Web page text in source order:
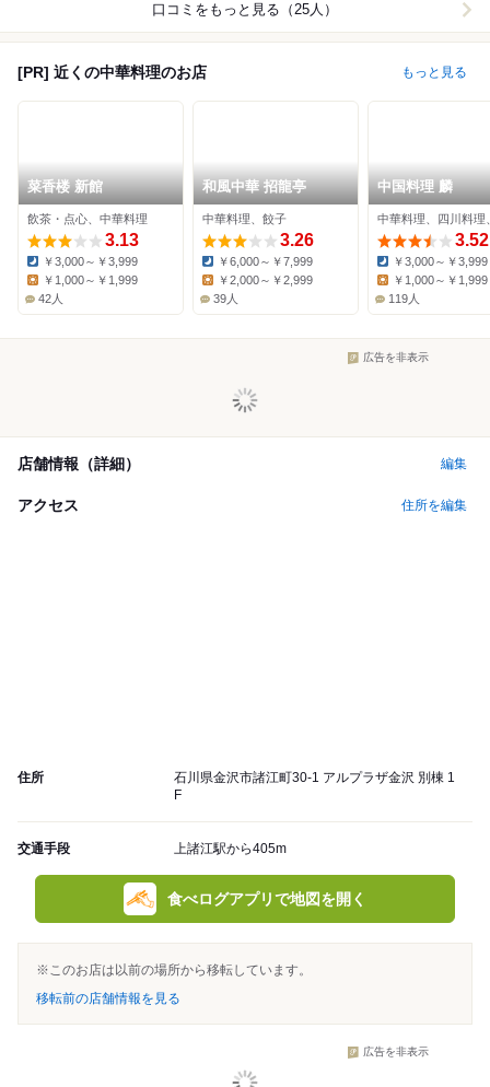
口コミをもっと見る（25人）
[PR] 近くの中華料理のお店 もっと見る
菜香楼 新館
飲茶・点心、中華料理
3.13
Dinner:
￥3,000～￥3,999
Lunch:
￥1,000～￥1,999
42人
和風中華 招龍亭
中華料理、餃子
3.26
Dinner:
￥6,000～￥7,999
Lunch:
￥2,000～￥2,999
39人
中国料理 麟
中華料理、四川料理
3.52
Dinner:
￥3,000～￥3,999
￥1,000～￥1,999
119人
広告を非表示
店舗情報（詳細） 編集
アクセス 住所を編集
住所
石川県金沢市諸江町30-1 アルプラザ金沢 別棟 1
F
交通手段 上諸江駅から405m
食べログアプリで地図を開く
※このお店は以前の場所から移転しています。
移転前の店舗情報を見る
広告を非表示